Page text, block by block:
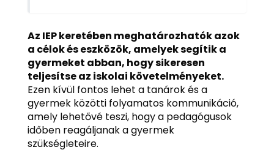
Az IEP keretében meghatározhatók azok
a célok és eszközök, amelyek segítik a
gyermeket abban, hogy sikeresen
teljesítse az iskolai követelményeket.
Ezen kívül fontos lehet a tanárok és a
gyermek közötti folyamatos kommunikáció,
amely lehetővé teszi, hogy a pedagógusok
időben reagáljanak a gyermek
szükségleteire.